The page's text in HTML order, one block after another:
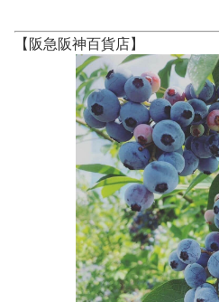
【阪急阪神百貨店】